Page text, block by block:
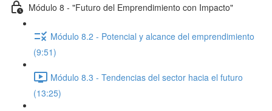
Módulo 8 - "Futuro del Emprendimiento con Impacto"
Módulo 8.2 - Potencial y alcance del emprendimiento
(9:51)
Módulo 8.3 - Tendencias del sector hacia el futuro
(13:25)